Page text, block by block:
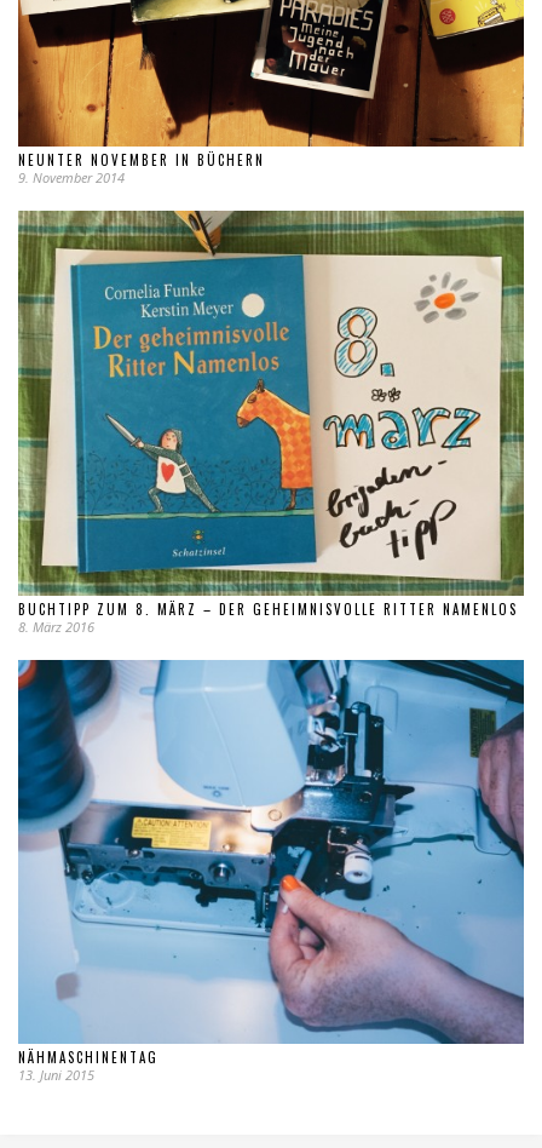
NEUNTER NOVEMBER IN BÜCHERN
9. November 2014
BUCHTIPP ZUM 8. MÄRZ – DER GEHEIMNISVOLLE RITTER NAMENLOS
8. März 2016
NÄHMASCHINENTAG
13. Juni 2015